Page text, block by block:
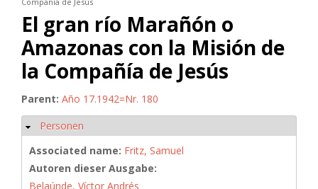
El gran río Marañón o
Amazonas con la Misión de
la Compañía de Jesús
Parent: Año 17.1942=Nr. 180
Ausblenden
Personen
Associated name: Fritz, Samuel
Autoren dieser Ausgabe:
Belaúnde, Víctor Andrés